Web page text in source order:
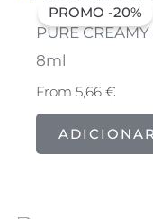
PROMO -20%
PURE
8ml
From5,66€
ADICIONAR